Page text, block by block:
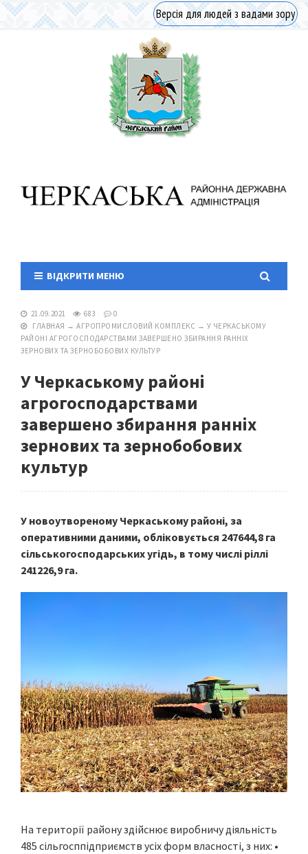
Версія для людей з вадами зору
ВІДКРИТИ МЕНЮ
21.09.2021 683
0
ГЛАВНАЯ → АГРОПРОМИСЛОВИЙ КОМПЛЕКС → У ЧЕРКАСЬКОМУ
РАЙОНІ АГРОГОСПОДАРСТВАМИ ЗАВЕРШЕНО ЗБИРАННЯ РАННІХ
ЗЕРНОВИХ ТА ЗЕРНОБОБОВИХ КУЛЬТУР
У Черкаському районі
агрогосподарствами
завершено збирання ранніх
зернових та зернобобових
культур
У новоутвореному Черкаському районі, за
оперативними даними, обліковується 247644,8 га
сільськогосподарських угідь, в тому числі ріллі
241226,9 га.
На території району здійснює виробничу діяльність
485 сільгосппідприємств усіх форм власності, з них: •